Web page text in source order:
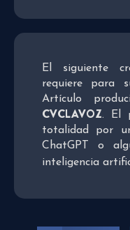
El siguiente
requiere para
Artículo
CVCLAVOZ. El
totalidad por
ChatGPT o
inteligencia